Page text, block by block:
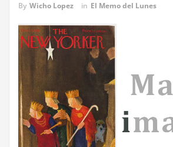
By Wicho Lopez in El Memo del Lunes